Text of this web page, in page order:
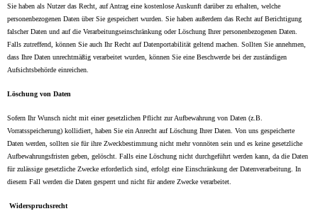
Sie haben als Nutzer das Recht, auf Antrag eine kostenlose Auskunft darüber zu erhalten, welche
personenbezogenen Daten über Sie gespeichert wurden. Sie haben außerdem das Recht auf Berichtigung
falscher Daten und auf die Verarbeitungseinschränkung oder Löschung Ihrer personenbezogenen Daten.
Falls zutreffend, können Sie auch Ihr Recht auf Datenportabilität geltend machen. Sollten Sie annehmen,
dass Ihre Daten unrechtmäßig verarbeitet wurden, können Sie eine Beschwerde bei der zuständigen
Aufsichtsbehörde einreichen.
Löschung von Daten
Sofern Ihr Wunsch nicht mit einer gesetzlichen Pflicht zur Aufbewahrung von Daten (z.B.
Vorratsspeicherung) kollidiert, haben Sie ein Anrecht auf Löschung Ihrer Daten. Von uns gespeicherte
Daten werden, sollten sie für ihre Zweckbestimmung nicht mehr vonnöten sein und es keine gesetzliche
Aufbewahrungsfristen geben, gelöscht. Falls eine Löschung nicht durchgeführt werden kann, da die Daten
für zulässige gesetzliche Zwecke erforderlich sind, erfolgt eine Einschränkung der Datenverarbeitung. In
diesem Fall werden die Daten gesperrt und nicht für andere Zwecke verarbeitet.
Widerspruchsrecht